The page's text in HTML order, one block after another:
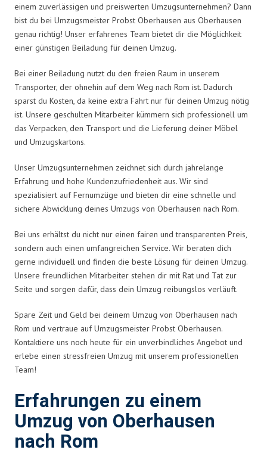
einem zuverlässigen und preiswerten Umzugsunternehmen? Dann
bist du bei Umzugsmeister Probst Oberhausen aus Oberhausen
genau richtig! Unser erfahrenes Team bietet dir die Möglichkeit
einer günstigen Beiladung für deinen Umzug.
Bei einer Beiladung nutzt du den freien Raum in unserem
Transporter, der ohnehin auf dem Weg nach Rom ist. Dadurch
sparst du Kosten, da keine extra Fahrt nur für deinen Umzug nötig
ist. Unsere geschulten Mitarbeiter kümmern sich professionell um
das Verpacken, den Transport und die Lieferung deiner Möbel
und Umzugskartons.
Unser Umzugsunternehmen zeichnet sich durch jahrelange
Erfahrung und hohe Kundenzufriedenheit aus. Wir sind
spezialisiert auf Fernumzüge und bieten dir eine schnelle und
sichere Abwicklung deines Umzugs von Oberhausen nach Rom.
Bei uns erhältst du nicht nur einen fairen und transparenten Preis,
sondern auch einen umfangreichen Service. Wir beraten dich
gerne individuell und finden die beste Lösung für deinen Umzug.
Unsere freundlichen Mitarbeiter stehen dir mit Rat und Tat zur
Seite und sorgen dafür, dass dein Umzug reibungslos verläuft.
Spare Zeit und Geld bei deinem Umzug von Oberhausen nach
Rom und vertraue auf Umzugsmeister Probst Oberhausen.
Kontaktiere uns noch heute für ein unverbindliches Angebot und
erlebe einen stressfreien Umzug mit unserem professionellen
Team!
Erfahrungen zu einem
Umzug von Oberhausen
nach Rom